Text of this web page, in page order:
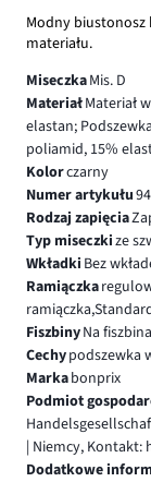
Modny biustonosz
materiału.
MiseczkaMis. D
MateriałMateriał
elastan;
poliamid, 15%
Kolorczarny
Numer artykułu
Rodzaj zapięcia
Typ miseczkize
Wkładki Bez
Ramiączka
FiszbinyNa
Cechypodszewka
Markabonprix
Podmiot
| Niemcy,
Dodatkowe